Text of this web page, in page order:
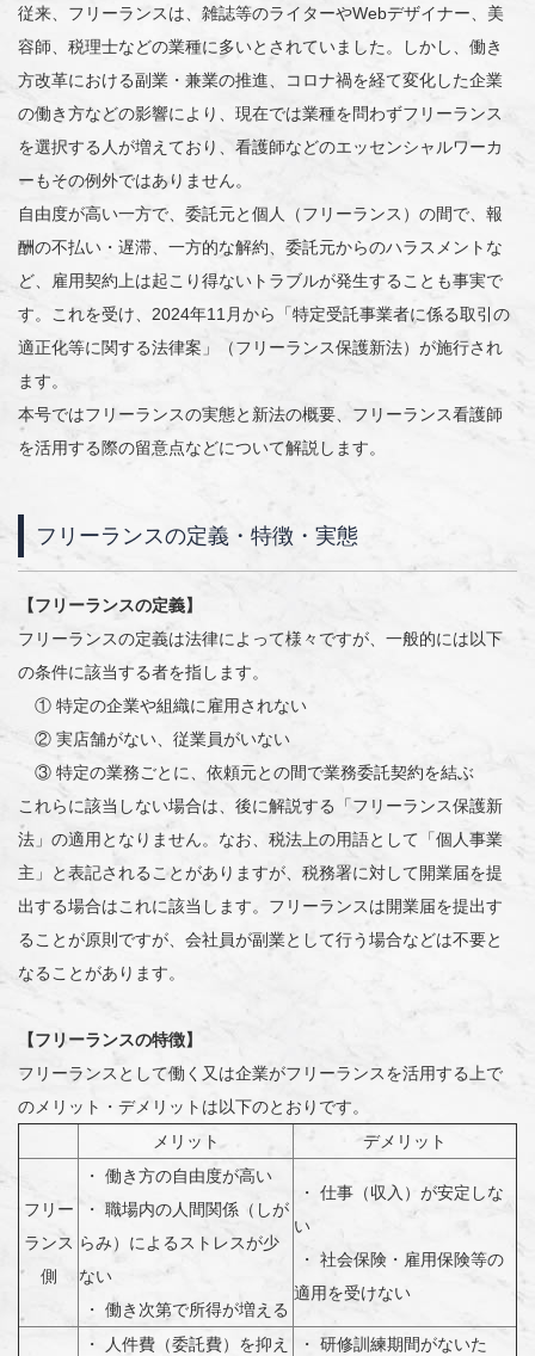
従来、フリーランスは、雑誌等のライターやWebデザイナー、美
容師、税理士などの業種に多いとされていました。しかし、働き
方改革における副業・兼業の推進、コロナ禍を経て変化した企業
の働き方などの影響により、現在では業種を問わずフリーランス
を選択する人が増えており、看護師などのエッセンシャルワーカ
ーもその例外ではありません。
自由度が高い一方で、委託元と個人（フリーランス）の間で、報
酬の不払い・遅滞、一方的な解約、委託元からのハラスメントな
ど、雇用契約上は起こり得ないトラブルが発生することも事実で
す。これを受け、2024年11月から「特定受託事業者に係る取引の
適正化等に関する法律案」（フリーランス保護新法）が施行され
ます。
本号ではフリーランスの実態と新法の概要、フリーランス看護師
を活用する際の留意点などについて解説します。
フリーランスの定義・特徴・実態
【フリーランスの定義】
フリーランスの定義は法律によって様々ですが、一般的には以下
の条件に該当する者を指します。
① 特定の企業や組織に雇用されない
② 実店舗がない、従業員がいない
③ 特定の業務ごとに、依頼元との間で業務委託契約を結ぶ
これらに該当しない場合は、後に解説する「フリーランス保護新
法」の適用となりません。なお、税法上の用語として「個人事業
主」と表記されることがありますが、税務署に対して開業届を提
出する場合はこれに該当します。フリーランスは開業届を提出す
ることが原則ですが、会社員が副業として行う場合などは不要と
なることがあります。
【フリーランスの特徴】
フリーランスとして働く又は企業がフリーランスを活用する上で
のメリット・デメリットは以下のとおりです。
メリット
デメリット
フリー
ランス
側
・ 働き方の自由度が高い
・ 職場内の人間関係（しが
らみ）によるストレスが少
ない
・ 働き次第で所得が増える
・ 仕事（収入）が安定しな
い
・ 社会保険・雇用保険等の
適用を受けない
・ 人件費（委託費）を抑え
・ 研修訓練期間がないた